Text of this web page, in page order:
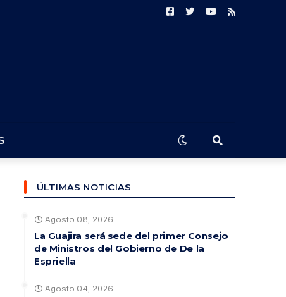
ÚLTIMAS NOTICIAS
Agosto 08, 2026
La Guajira será sede del primer Consejo
de Ministros del Gobierno de De la
Espriella
Agosto 04, 2026